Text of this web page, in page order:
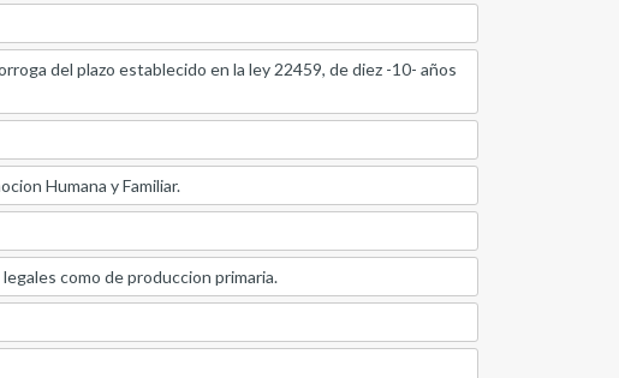
del plazo establecido en la ley 22459, de diez -10- años
Humana y Familiar.
como de produccion primaria.